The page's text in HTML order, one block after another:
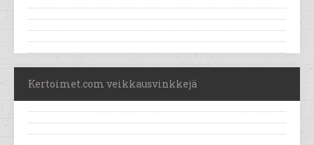
Kertoimet.com veikkausvinkkejä